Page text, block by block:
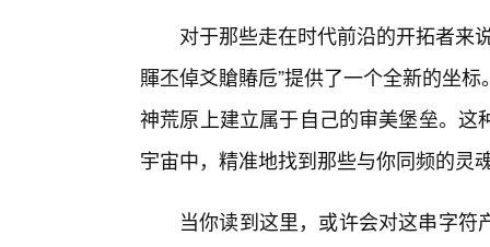
对于那些走在时代前沿的开拓者来
賱丕倬爻賶賰卮”提供了一个全新的坐
神荒原上建立属于自己的审美堡垒。
宇宙中，精准地找到那些与你同频的灵
当你读到这里，或许会对这串字